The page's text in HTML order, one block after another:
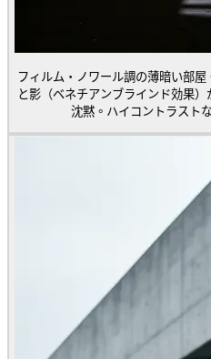
フィルム・ノワール調の薄暗い部
と影（ベネチアンブラインド効果
沈黙。ハイコントラスト